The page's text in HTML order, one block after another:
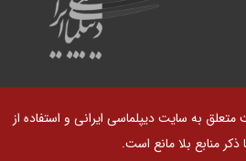
به سایت دیپلماسی ایرانی و استفاده از
منابع بلا مانع است.